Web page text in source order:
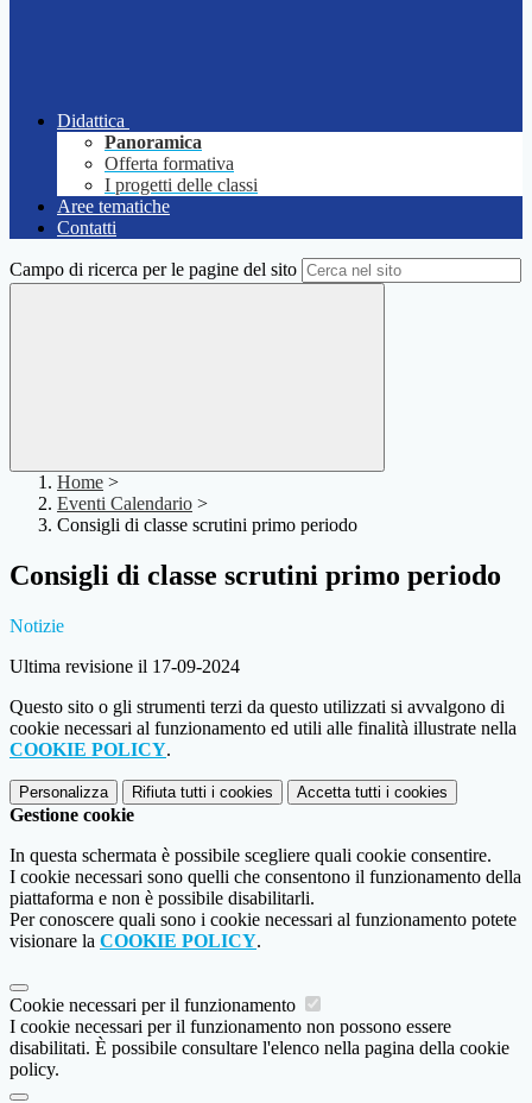
Didattica
Panoramica
Offerta formativa
I progetti delle classi
Aree tematiche
Contatti
Campo di ricerca per le pagine del sito
Home >
Eventi Calendario >
Consigli di classe scrutini primo periodo
Consigli di classe scrutini primo periodo
Notizie
Ultima revisione il 17-09-2024
Questo sito o gli strumenti terzi da questo utilizzati si avvalgono di
cookie necessari al funzionamento ed utili alle finalità illustrate nella
COOKIE POLICY.
Personalizza Rifiuta tutti i cookies Accetta tutti i cookies
Gestione cookie
In questa schermata è possibile scegliere quali cookie consentire.
I cookie necessari sono quelli che consentono il funzionamento della
piattaforma e non è possibile disabilitarli.
Per conoscere quali sono i cookie necessari al funzionamento potete
visionare la COOKIE POLICY.
Cookie necessari per il funzionamento
I cookie necessari per il funzionamento non possono essere
disabilitati. È possibile consultare l'elenco nella pagina della cookie
policy.